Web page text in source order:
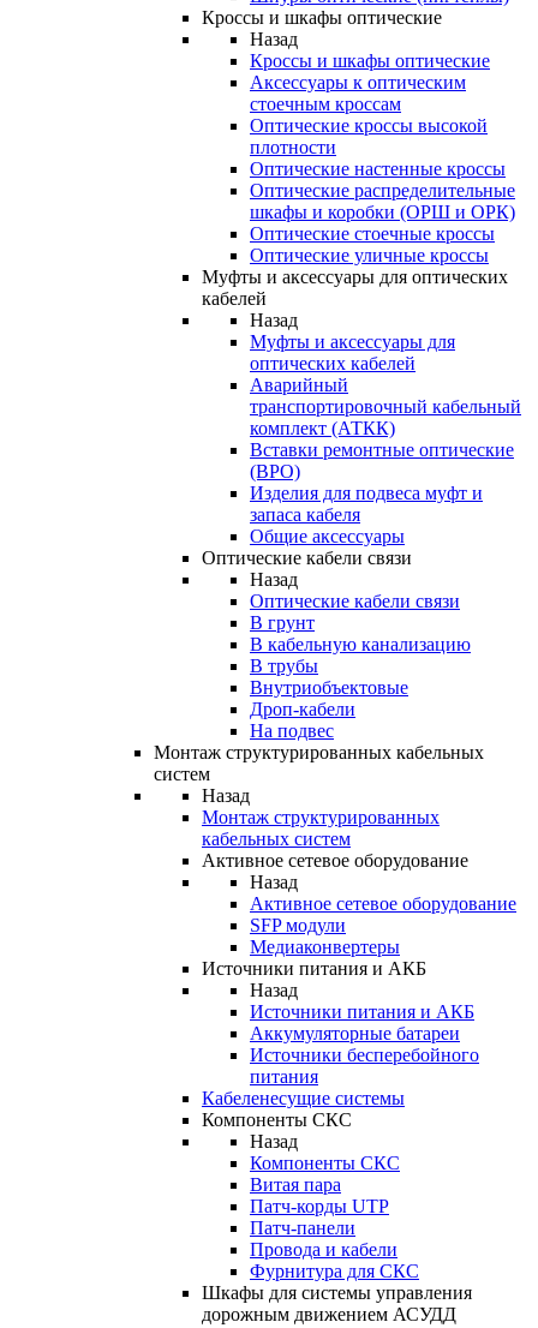
Кроссы и шкафы оптические
Назад
Кроссы и шкафы оптические
Аксессуары к оптическим
стоечным кроссам
Оптические кроссы высокой
плотности
Оптические настенные кроссы
Оптические распределительные
шкафы и коробки (ОРШ и ОРК)
Оптические стоечные кроссы
Оптические уличные кроссы
Муфты и аксессуары для оптических
кабелей
Назад
Муфты и аксессуары для
оптических кабелей
Аварийный
транспортировочный кабельный
комплект (АТКК)
Вставки ремонтные оптические
(ВРО)
Изделия для подвеса муфт и
запаса кабеля
Общие аксессуары
Оптические кабели связи
Назад
Оптические кабели связи
В грунт
В кабельную канализацию
В трубы
Внутриобъектовые
Дроп-кабели
На подвес
Монтаж структурированных кабельных
систем
Назад
Монтаж структурированных
кабельных систем
Активное сетевое оборудование
Назад
Активное сетевое оборудование
SFP модули
Медиаконвертеры
Источники питания и АКБ
Назад
Источники питания и АКБ
Аккумуляторные батареи
Источники бесперебойного
питания
Кабеленесущие системы
Компоненты СКС
Назад
Компоненты СКС
Витая пара
Патч-корды UTP
Патч-панели
Провода и кабели
Фурнитура для СКС
Шкафы для системы управления
дорожным движением АСУДД